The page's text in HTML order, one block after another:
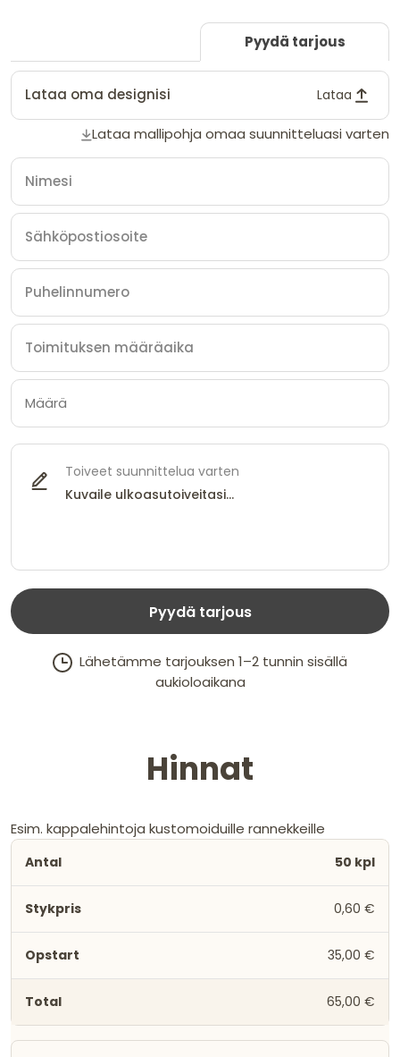
Pyydä tarjous
Lataa oma designisi Lataa
Lataa mallipohja omaa suunnitteluasi varten
Toiveet suunnittelua varten
Pyydä tarjous
Lähetämme tarjouksen 1–2 tunnin sisällä
aukioloaikana
Hinnat
Esim. kappalehintoja kustomoiduille rannekkeille
50 kpl
0,60 €
35,00 €
65,00 €